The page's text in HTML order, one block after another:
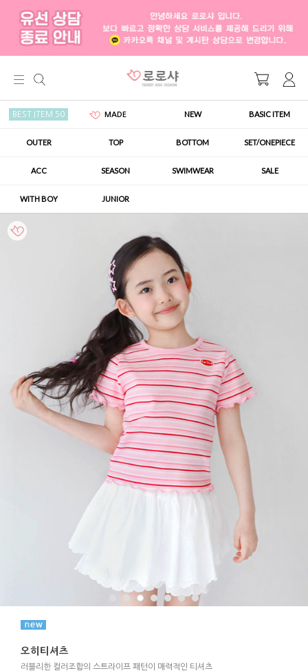
BEST ITEM 50 MADE NEW BASIC ITEM
OUTER TOP BOTTOM SET/ONEPIECE
ACC SEASON SWIMWEAR SALE
WITH BOY JUNIOR
오히티셔츠
러블리한 컬러조합의 스트라이프 패턴이 매력적인 티셔츠